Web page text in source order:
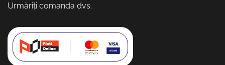
Urmăriți comanda dvs.